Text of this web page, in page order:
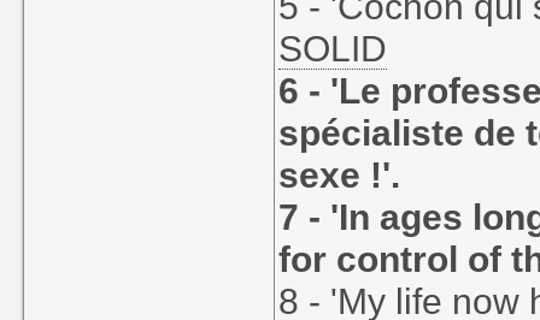
SOLID
6 - 'Le
spécialiste de
sexe !'.
7 - 'In ages
for control of
8 - 'My life now